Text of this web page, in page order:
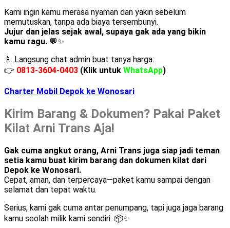
Kami ingin kamu merasa nyaman dan yakin sebelum
memutuskan, tanpa ada biaya tersembunyi.
Jujur dan jelas sejak awal, supaya gak ada yang bikin
kamu ragu. 💬✨
📱 Langsung chat admin buat tanya harga:
👉 0813-3604-0403 (Klik untuk WhatsApp)
Charter Mobil Depok ke Wonosari
Kirim Barang & Dokumen? Pakai Paket
Kilat Arni Trans Aja!
Gak cuma angkut orang, Arni Trans juga siap jadi teman
setia kamu buat kirim barang dan dokumen kilat dari
Depok ke Wonosari.
Cepat, aman, dan terpercaya—paket kamu sampai dengan
selamat dan tepat waktu.
Serius, kami gak cuma antar penumpang, tapi juga jaga barang
kamu seolah milik kami sendiri. 📦✨